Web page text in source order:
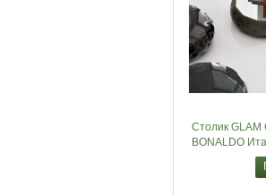
Столик GLAM
BONALDO